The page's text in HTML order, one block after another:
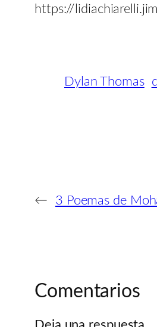
https://
Dylan Thomas
← 3 Poemas de
Comentarios